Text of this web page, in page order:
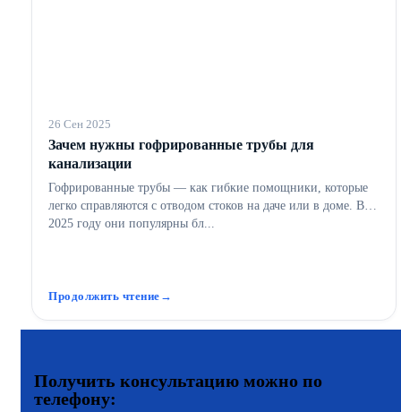
26 Сен 2025
Зачем нужны гофрированные трубы для
канализации
Гофрированные трубы — как гибкие помощники, которые
легко справляются с отводом стоков на даче или в доме. В
2025 году они популярны бл...
Продолжить чтение
Получить консультацию можно по
телефону: